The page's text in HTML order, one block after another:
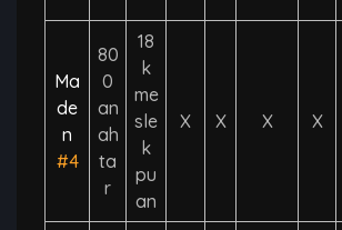
Ma
de
n
#4
80
0
an
ah
ta
r
18
k
me
sle
k
pu
an
X X X X